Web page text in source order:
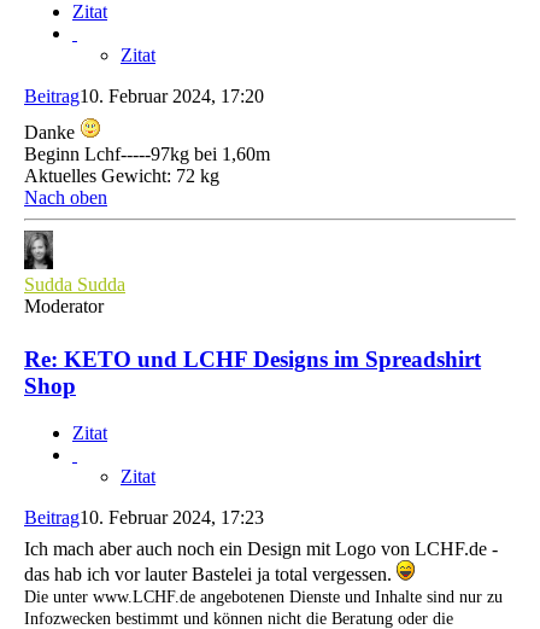
Zitat
Zitat
Beitrag10. Februar 2024, 17:20
Danke
Beginn Lchf-----97kg bei 1,60m
Aktuelles Gewicht: 72 kg
Nach oben
Sudda Sudda
Moderator
Re: KETO und LCHF Designs im Spreadshirt
Shop
Zitat
Zitat
Beitrag10. Februar 2024, 17:23
Ich mach aber auch noch ein Design mit Logo von LCHF.de -
das hab ich vor lauter Bastelei ja total vergessen.
Die unter www.LCHF.de angebotenen Dienste und Inhalte sind nur zu
Infozwecken bestimmt und können nicht die Beratung oder die